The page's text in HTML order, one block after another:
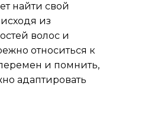
найти свой
из
волос и
относиться к
и помнить,
адаптировать